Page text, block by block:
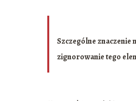
Szczególne znaczenie
zignorowanie tego